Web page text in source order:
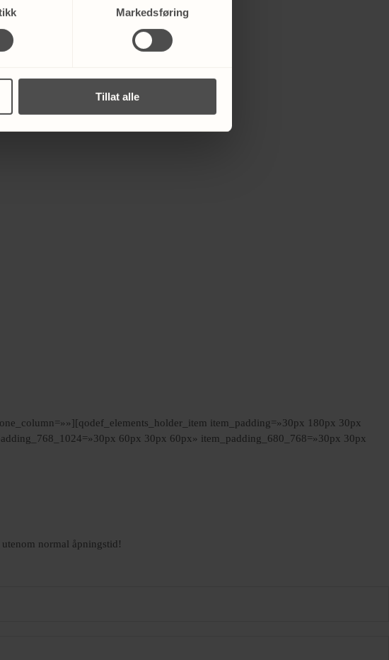
Markedsføring
Tillat alle
item_padding=»30px 180px 30px
60px 30px 60px» item_padding_680_768=»30px 30px
normal åpningstid!